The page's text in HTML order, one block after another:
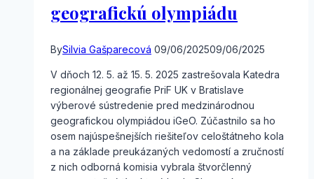
geografickú olympiádu
BySilvia Gašparecová 09/06/202509/06/2025
V dňoch 12. 5. až 15. 5. 2025 zastrešovala Katedra
regionálnej geografie PriF UK v Bratislave
výberové sústredenie pred medzinárodnou
geografickou olympiádou iGeO. Zúčastnilo sa ho
osem najúspešnejších riešiteľov celoštátneho kola
a na základe preukázaných vedomostí a zručností
z nich odborná komisia vybrala štvorčlenný